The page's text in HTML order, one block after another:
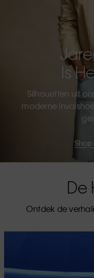
Is
Silhouetten uit
moderne
Shop
De
Ontdek de